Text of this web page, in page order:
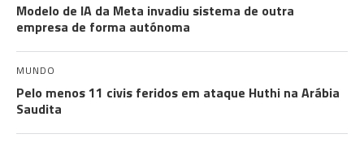
Modelo de IA da Meta invadiu sistema de outra
empresa de forma autónoma
MUNDO
Pelo menos 11 civis feridos em ataque Huthi na Arábia
Saudita